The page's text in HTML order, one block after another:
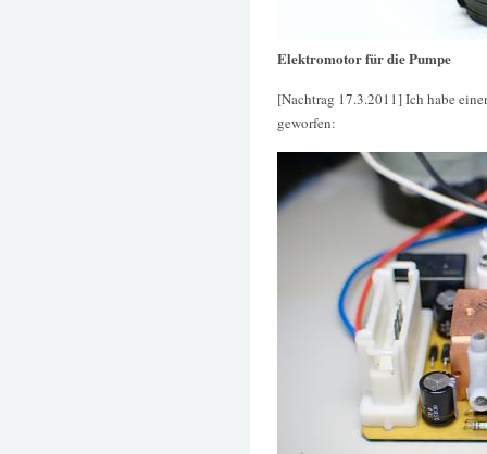
Elektromotor für die Pumpe
[Nachtrag 17.3.2011] Ich habe
geworfen: